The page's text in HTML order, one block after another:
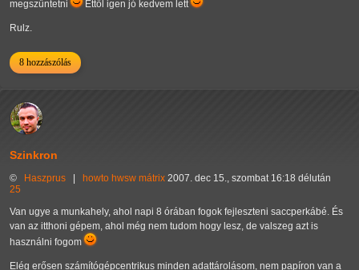
megszűntetni
Ettől igen jó kedvem lett
Rulz.
8 hozzászólás
Szinkron
© Haszprus howto hwsw mátrix 2007. dec 15., szombat 16:18 délután
25
Van ugye a munkahely, ahol napi 8 órában fogok fejleszteni saccperkábé. És
van az itthoni gépem, ahol még nem tudom hogy lesz, de valszeg azt is
használni fogom
Elég erősen számítógépcentrikus minden adattárolásom, nem papíron van a